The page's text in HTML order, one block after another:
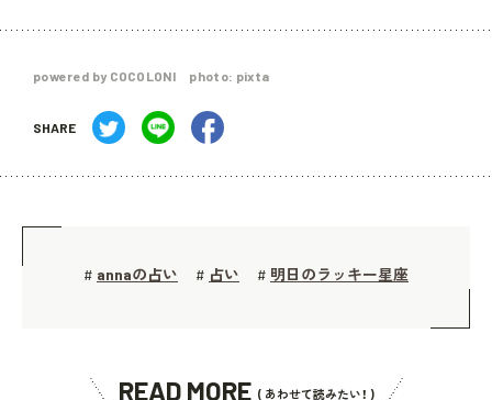
powered by COCOLONI photo: pixta
SHARE
# annaの占い # 占い # 明日のラッキー星座
READ MORE ( あわせて読みたい！ )